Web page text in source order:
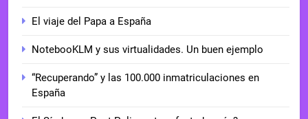
El viaje del Papa a España
NotebooKLM y sus virtualidades. Un buen ejemplo
“Recuperando” y las 100.000 inmatriculaciones en
España